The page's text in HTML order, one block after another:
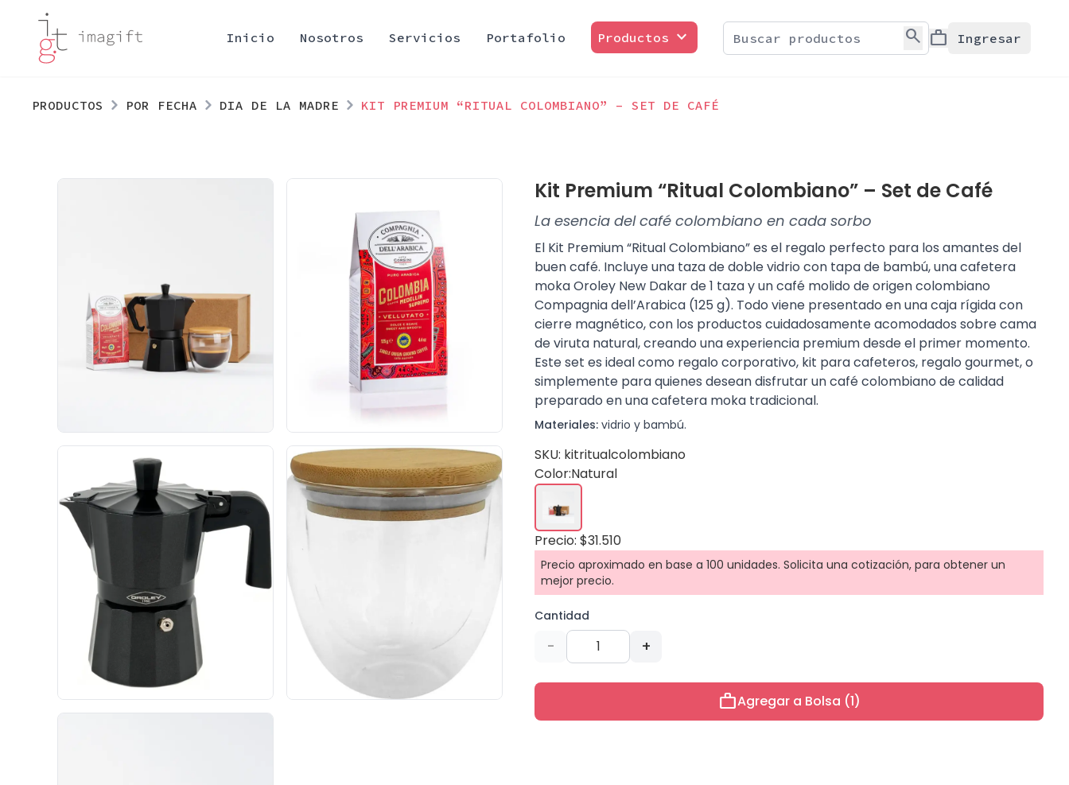
Inicio Nosotros Servicios Portafolio Productos expand_more search work Ingresar
PRODUCTOS POR FECHA DIA DE LA MADRE KIT PREMIUM “RITUAL COLOMBIANO” – SET DE CAFÉ
Kit Premium “Ritual Colombiano” – Set de Café
La esencia del café colombiano en cada sorbo
El Kit Premium “Ritual Colombiano” es el regalo perfecto para los amantes del
buen café. Incluye una taza de doble vidrio con tapa de bambú, una cafetera
moka Oroley New Dakar de 1 taza y un café molido de origen colombiano
Compagnia dell’Arabica (125 g). Todo viene presentado en una caja rígida con
cierre magnético, con los productos cuidadosamente acomodados sobre cama
de viruta natural, creando una experiencia premium desde el primer momento.
Este set es ideal como regalo corporativo, kit para cafeteros, regalo gourmet, o
simplemente para quienes desean disfrutar un café colombiano de calidad
preparado en una cafetera moka tradicional.
Materiales: vidrio y bambú.
SKU: kitritualcolombiano
Color:Natural
Precio: $31.510
Precio aproximado en base a 100 unidades. Solicita una cotización, para obtener un
mejor precio.
Cantidad
- +
workAgregar a Bolsa (1)